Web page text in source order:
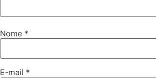
Nome *
E-mail *